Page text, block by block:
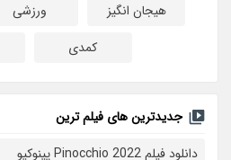
هیجان انگیز
ورزشی
کمدی
جدیدترین های فیلم ترین
دانلود فیلم Pinocchio 2022 پینوکیو